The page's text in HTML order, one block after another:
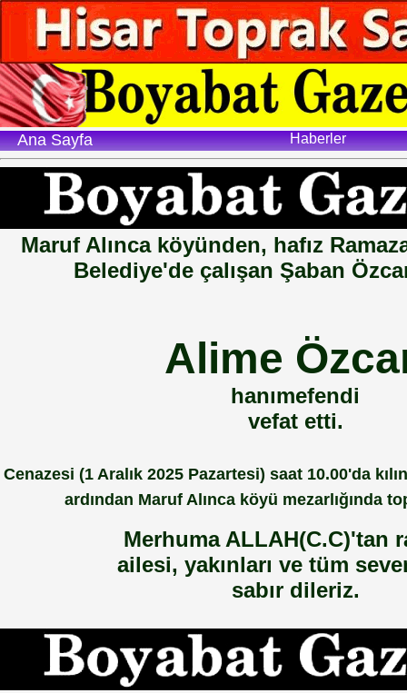
Haberler
Ana Sayfa
Maruf Alınca köyünden, hafız
Belediye'de çalışan Şaban
Alime
hanımefendi
vefat etti.
Cenazesi (1 Aralık 2025 Pazartesi) saat 10.00'da
ardından Maruf Alınca köyü mezarlığında
Merhuma ALLAH(C.C)'tan
ailesi, yakınları ve tüm
sabır dileriz.